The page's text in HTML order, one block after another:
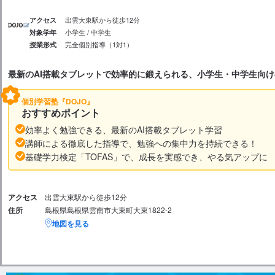
アクセス 出雲大東駅から徒歩12分
対象学年 小学生 / 中学生
授業形式 完全個別指導（1対1）
最新のAI搭載タブレットで効率的に鍛えられる、小学生・中学生向け
個別学習塾『DOJO』
おすすめポイント
効率よく勉強できる、最新のAI搭載タブレット学習
講師による徹底した指導で、勉強への集中力を持続できる！
基礎学力検定「TOFAS」で、成長を実感でき、やる気アップに
アクセス 出雲大東駅から徒歩12分
住所 島根県島根県雲南市大東町大東1822-2
地図を見る